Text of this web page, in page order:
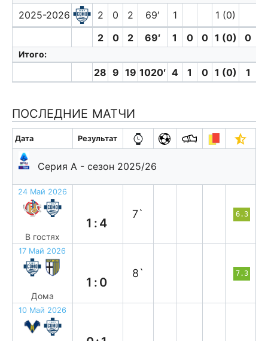
2025-2026 2 0 2 69′ 1
1 (0)
2
0 2 69′ 1 0 0 1 (0) 0
Итого:
28 9 19 1020′ 4 1 0 1 (0) 1
ПОСЛЕДНИЕ МАТЧИ
Дата Результат
Серия А - сезон 2025/26
24 Май 2026
В гостях
1:4
7` 6.3
17 Май 2026
Дома
1:0
8` 7.3
10 Май 2026